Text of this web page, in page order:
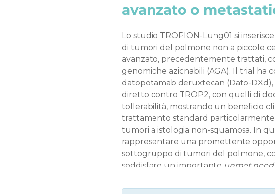
avanzato o
Lo studio TROPION-Lung01 si
di tumori del polmone non a piccole
avanzato, precedentemente trattati,
genomiche azionabili (AGA). Il trial ha
datopotamab deruxtecan (Dato-
diretto contro TROP2, con quelli di
tollerabilità, mostrando un beneficio
trattamento standard
tumori a istologia non-squamosa. In
rappresentare una promettente
sottogruppo di tumori del polmone,
soddisfare un importante unmet need
terapeutiche successive.